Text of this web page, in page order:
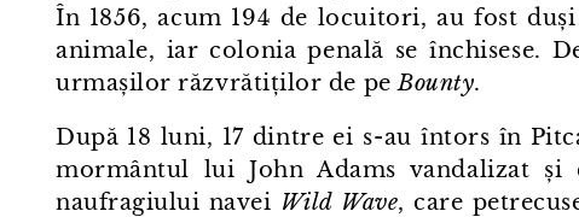
În 1856, acum 194 de locuitori, au fost
animale, iar colonia penală se închisese.
urmașilor răzvrătiților de peBounty.
După 18 luni, 17 dintre ei s⁠-⁠au întors în
mormântul lui John Adams vandalizat și
naufragiului navei Wild Wave, care